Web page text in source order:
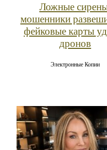
Ложные
мошенники
фейковые карты
дронов
Электронные Копии